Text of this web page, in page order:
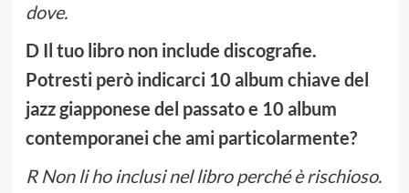
dove.
D Il tuo libro non include discografie.
Potresti però indicarci 10 album chiave del
jazz giapponese del passato e 10 album
contemporanei che ami particolarmente?
R Non li ho inclusi nel libro perché è rischioso.